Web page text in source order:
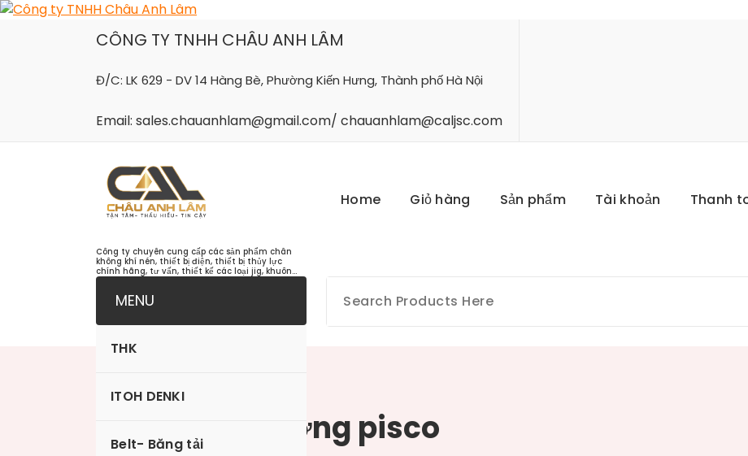
Skip
CÔNG TY TNHH CHÂU ANH LÂM
Đ/C: LK 629 - DV 14 Hàng Bè, Phường Kiến Hưng, Thành phố Hà Nội
Email: sales.chauanhlam@gmail.com/ chauanhlam@caljsc.com
Công ty chuyên cung cấp các sản phẩm chân
không khí nén, thiết bị điện, thiết bị thủy lực
chính hãng, tư vấn, thiết kế các loại jig, khuôn...
Home Giỏ hàng Sản phẩm Tài khoản Thanh
MENU
THK
ITOH DENKI
Belt- Băng tải
Tiết lưu thường pisco